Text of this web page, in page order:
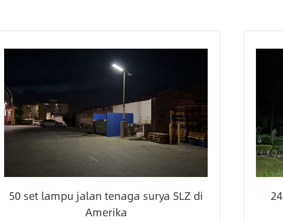
50 set lampu jalan tenaga surya SLZ di
Amerika